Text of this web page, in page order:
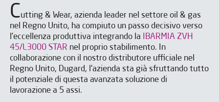
Cutting & Wear, azienda leader nel settore oil & gas
nel Regno Unito, ha compiuto un passo decisivo verso
l'eccellenza produttiva integrando la
IBARMIA ZVH
45/L3000 STAR nel proprio stabilimento. In
collaborazione con il nostro distributore ufficiale nel
Regno Unito, Dugard, l'azienda sta già sfruttando tutto
il potenziale di questa avanzata soluzione di
lavorazione a 5 assi.